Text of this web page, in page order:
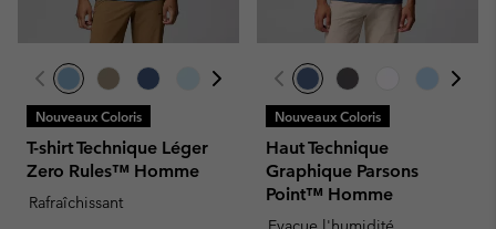
Nouveaux Coloris
T-shirt Technique Léger
Zero Rules™ Homme
Rafraîchissant
Nouveaux Coloris
Haut Technique
Graphique Parsons
Point™ Homme